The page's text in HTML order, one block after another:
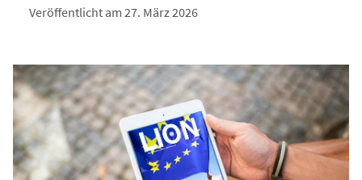
Veröffentlicht am 27. März 2026